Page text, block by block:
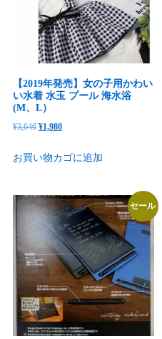
【2019年発売】女の子用かわい
い水着 水玉 プール 海水浴
(M、L）
¥3,646 元
価
は
¥3,646
た。
¥1,980現
の
格
は
¥1,980
で
す。
お買い物カゴに追加
セール